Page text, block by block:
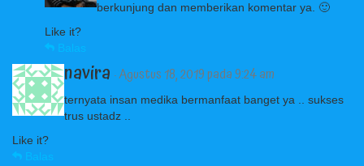
berkunjung dan memberikan komentar ya. 🙂
Like it?
Balas
navira · Agustus 18, 2019 pada 9:24 am
ternyata insan medika bermanfaat banget ya .. sukses
trus ustadz ..
Like it?
Balas